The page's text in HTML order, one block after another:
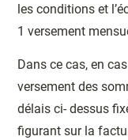
les conditions et
1 versement
Dans ce cas, en
versement des
délais ci- dessus
figurant sur la